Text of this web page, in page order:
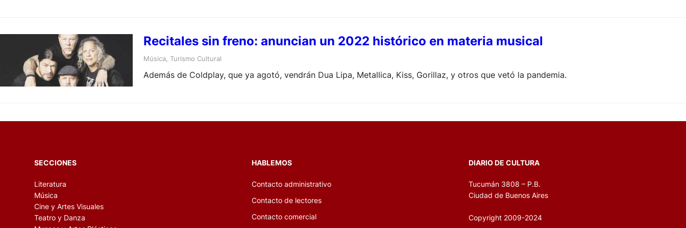
Recitales sin freno: anuncian un 2022 histórico en materia musical
Música Turismo Cultural
Además de Coldplay, que ya agotó, vendrán Dua Lipa, Metallica, Kiss, Gorillaz, y otros que vetó la pandemia.
SECCIONES
Literatura
Música
Cine y Artes Visuales
Teatro y Danza
HABLEMOS
Contacto administrativo
Contacto de lectores
Contacto comercial
DIARIO DE CULTURA
Tucumán 3808 – P.B.
Ciudad de Buenos Aires
Copyright 2009-2024